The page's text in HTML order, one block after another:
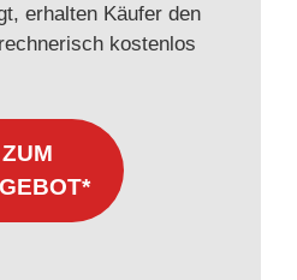
erhalten Käufer den
kostenlos
ZUM